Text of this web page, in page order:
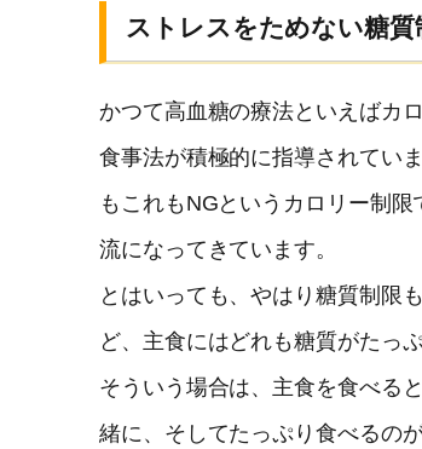
ストレスをためない糖質
かつて高血糖の療法といえばカ
食事法が積極的に指導されてい
もこれもNGというカロリー制
流になってきています。
とはいっても、やはり糖質制限
ど、主食にはどれも糖質がたっ
そういう場合は、主食を食べる
緒に、そしてたっぷり食べるの